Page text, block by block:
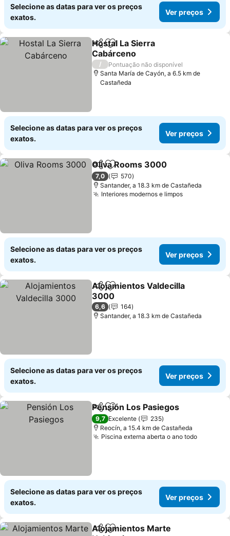
Selecione as datas para ver os preços
exatos.
Ver preços
PartilharAdicionar aos favoritos
Hostal La Sierra
Cabárceno
Ver preços
/
Pontuação não disponível
Santa María de Cayón, a 6.5 km de
Castañeda
Selecione as datas para ver os preços
exatos.
Ver preços
PartilharAdicionar aos favoritos
Oliva Rooms 3000
7,0
570
Santander, a 18.3 km de Castañeda
Interiores modernos e limposVer preços
Selecione as datas para ver os preços
exatos.
Ver preços
PartilharAdicionar aos favoritos
Alojamientos Valdecilla
3000
Ver preços
6,6
164
Santander, a 18.3 km de Castañeda
Selecione as datas para ver os preços
exatos.
Ver preços
PartilharAdicionar aos favoritos
Pensión Los Pasiegos
9,7 Excelente
235
Reocín, a 15.4 km de Castañeda
Piscina externa aberta o ano todoVer
Selecione as datas para ver os preços
exatos.
Ver preços
PartilharAdicionar aos favoritos
Alojamientos Marte